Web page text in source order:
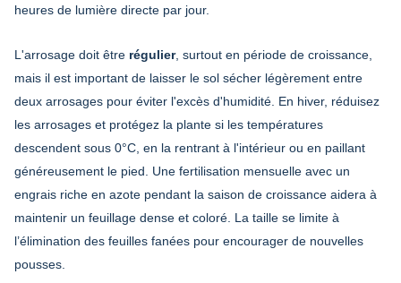
heures de lumière directe par jour.
L'arrosage doit être régulier, surtout en période de croissance,
mais il est important de laisser le sol sécher légèrement entre
deux arrosages pour éviter l'excès d'humidité. En hiver, réduisez
les arrosages et protégez la plante si les températures
descendent sous 0°C, en la rentrant à l'intérieur ou en paillant
généreusement le pied. Une fertilisation mensuelle avec un
engrais riche en azote pendant la saison de croissance aidera à
maintenir un feuillage dense et coloré. La taille se limite à
l’élimination des feuilles fanées pour encourager de nouvelles
pousses.